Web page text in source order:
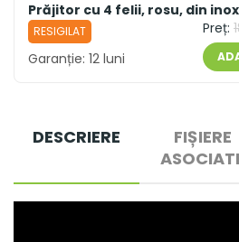
Prăjitor cu 4 felii, rosu, din inox,
RESIGILAT
Garanție: 12 luni
Preț:
DESCRIERE
FIȘIERE